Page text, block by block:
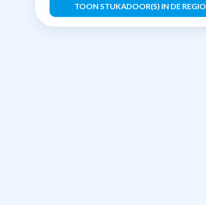
TOON STUKADOOR(S) IN DE REGIO